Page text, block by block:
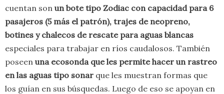
cuentan son un bote tipo Zodiac con capacidad para 6
pasajeros (5 más el patrón), trajes de neopreno,
botines y chalecos de rescate para aguas blancas
especiales para trabajar en ríos caudalosos. También
poseen una ecosonda que les permite hacer un rastreo
en las aguas tipo sonar que les muestran formas que
los guían en sus búsquedas. Luego de eso se apoyan en